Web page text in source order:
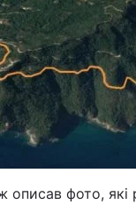
описав фото, які